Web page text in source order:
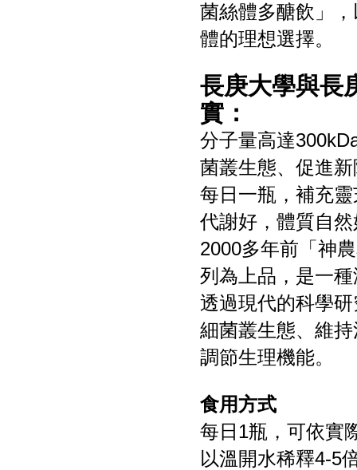
菌絲體多醣飲」
體的理想選擇。
長庚大學與長
實：
分子量高達
菌叢生態、促進
每日一瓶，補充
代謝好，體質自
2000多年前「神
列為上品，是一
透過現代的科學
細菌叢生態、維
調節生理機能。
食用方式
每日1瓶，可依實
以溫開水稀釋4-5